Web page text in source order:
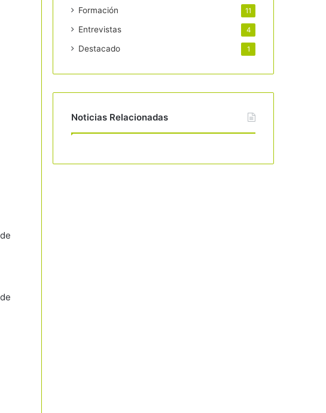
Formación 11
Entrevistas 4
Destacado 1
Noticias Relacionadas